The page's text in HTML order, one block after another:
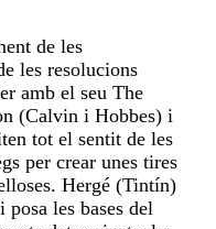
de les
les resolucions
amb el seu The
(Calvin i Hobbes) i
tot el sentit de les
per crear unes tires
Hergé (Tintín)
les bases del